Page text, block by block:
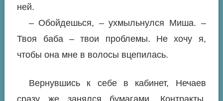
ней.
– Обойдешься, – ухмыльнулся Миша. –
Твоя баба – твои проблемы. Не хочу я,
чтобы она мне в волосы вцепилась.
Вернувшись к себе в кабинет, Нечаев
сразу же занялся бумагами. Контракты,